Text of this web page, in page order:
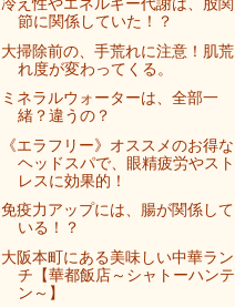
冷え性やエネルギー代謝は、股関
節に関係していた！？
大掃除前の、手荒れに注意！肌荒
れ度が変わってくる。
ミネラルウォーターは、全部一
緒？違うの？
《エラフリー》オススメのお得な
ヘッドスパで、眼精疲労やスト
レスに効果的！
免疫力アップには、腸が関係して
いる！？
大阪本町にある美味しい中華ラン
チ【華都飯店～シャトーハンテ
ン～】